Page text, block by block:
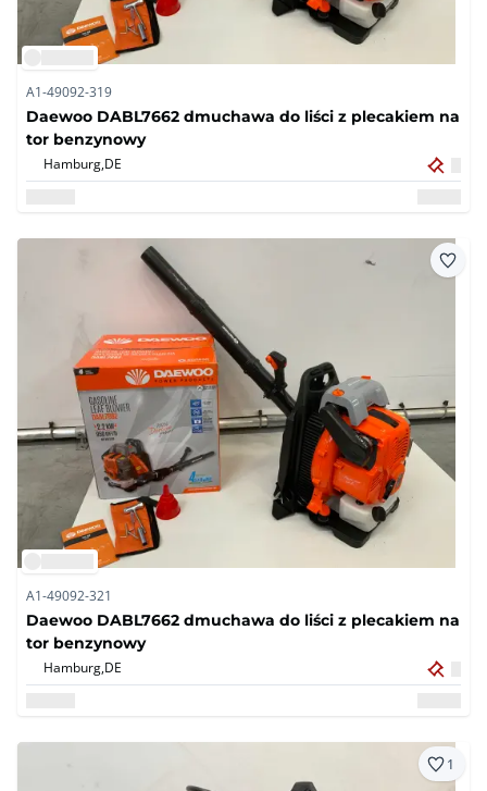
A1-49092-319
Daewoo DABL7662 dmuchawa do liści z plecakiem na
tor benzynowy
Hamburg,DE
A1-49092-321
Daewoo DABL7662 dmuchawa do liści z plecakiem na
tor benzynowy
Hamburg,DE
1